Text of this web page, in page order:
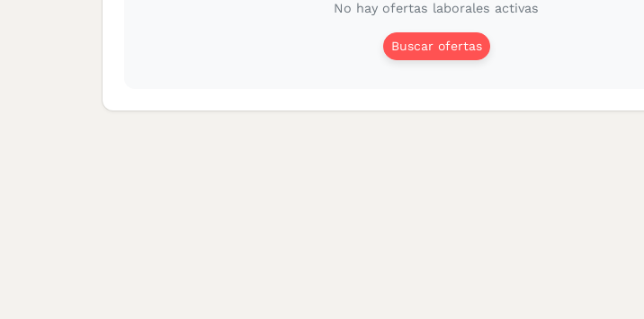
No hay ofertas laborales activas
Buscar ofertas